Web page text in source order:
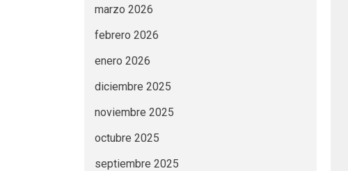
marzo 2026
febrero 2026
enero 2026
diciembre 2025
noviembre 2025
octubre 2025
septiembre 2025